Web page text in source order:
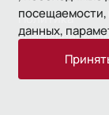
посещаемости,
данных,
Политика